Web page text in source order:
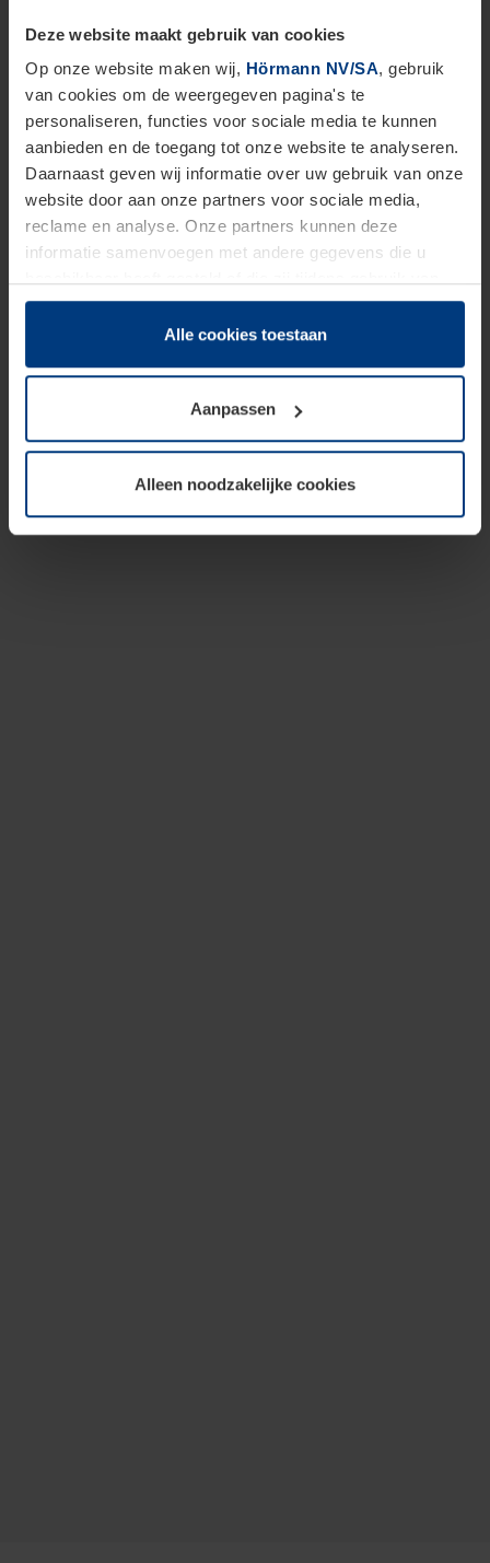
Deze website maakt gebruik van cookies
Op onze website maken wij, Hörmann NV/SA, gebruik
van cookies om de weergegeven pagina's te
personaliseren, functies voor sociale media te kunnen
aanbieden en de toegang tot onze website te analyseren.
Daarnaast geven wij informatie over uw gebruik van onze
website door aan onze partners voor sociale media,
reclame en analyse. Onze partners kunnen deze
informatie samenvoegen met andere gegevens die u
hun diensten hebben verzameld.
Juridisch hebben wij het recht om cookies op uw
van deze pagina's absoluut vereist is. Voor alle andere
soorten cookies is uw toestemming benodigd. Uw
toestemming kunt u op elk moment bij de uitleg van de
wijzigen of herroepen.
Alle cookies toestaan
Aanpassen
Alleen noodzakelijke cookies